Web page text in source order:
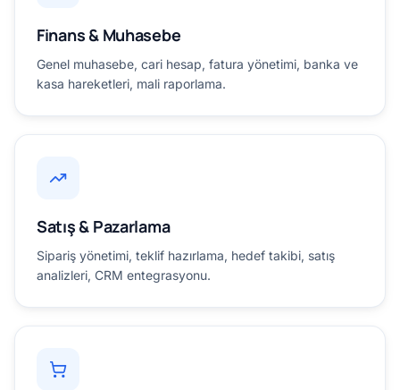
Finans & Muhasebe
Genel muhasebe, cari hesap, fatura yönetimi, banka ve
kasa hareketleri, mali raporlama.
Satış & Pazarlama
Sipariş yönetimi, teklif hazırlama, hedef takibi, satış
analizleri, CRM entegrasyonu.